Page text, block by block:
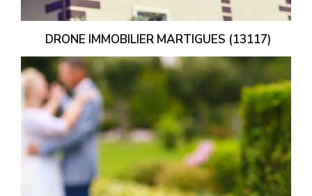
DRONE IMMOBILIER MARTIGUES (13117)